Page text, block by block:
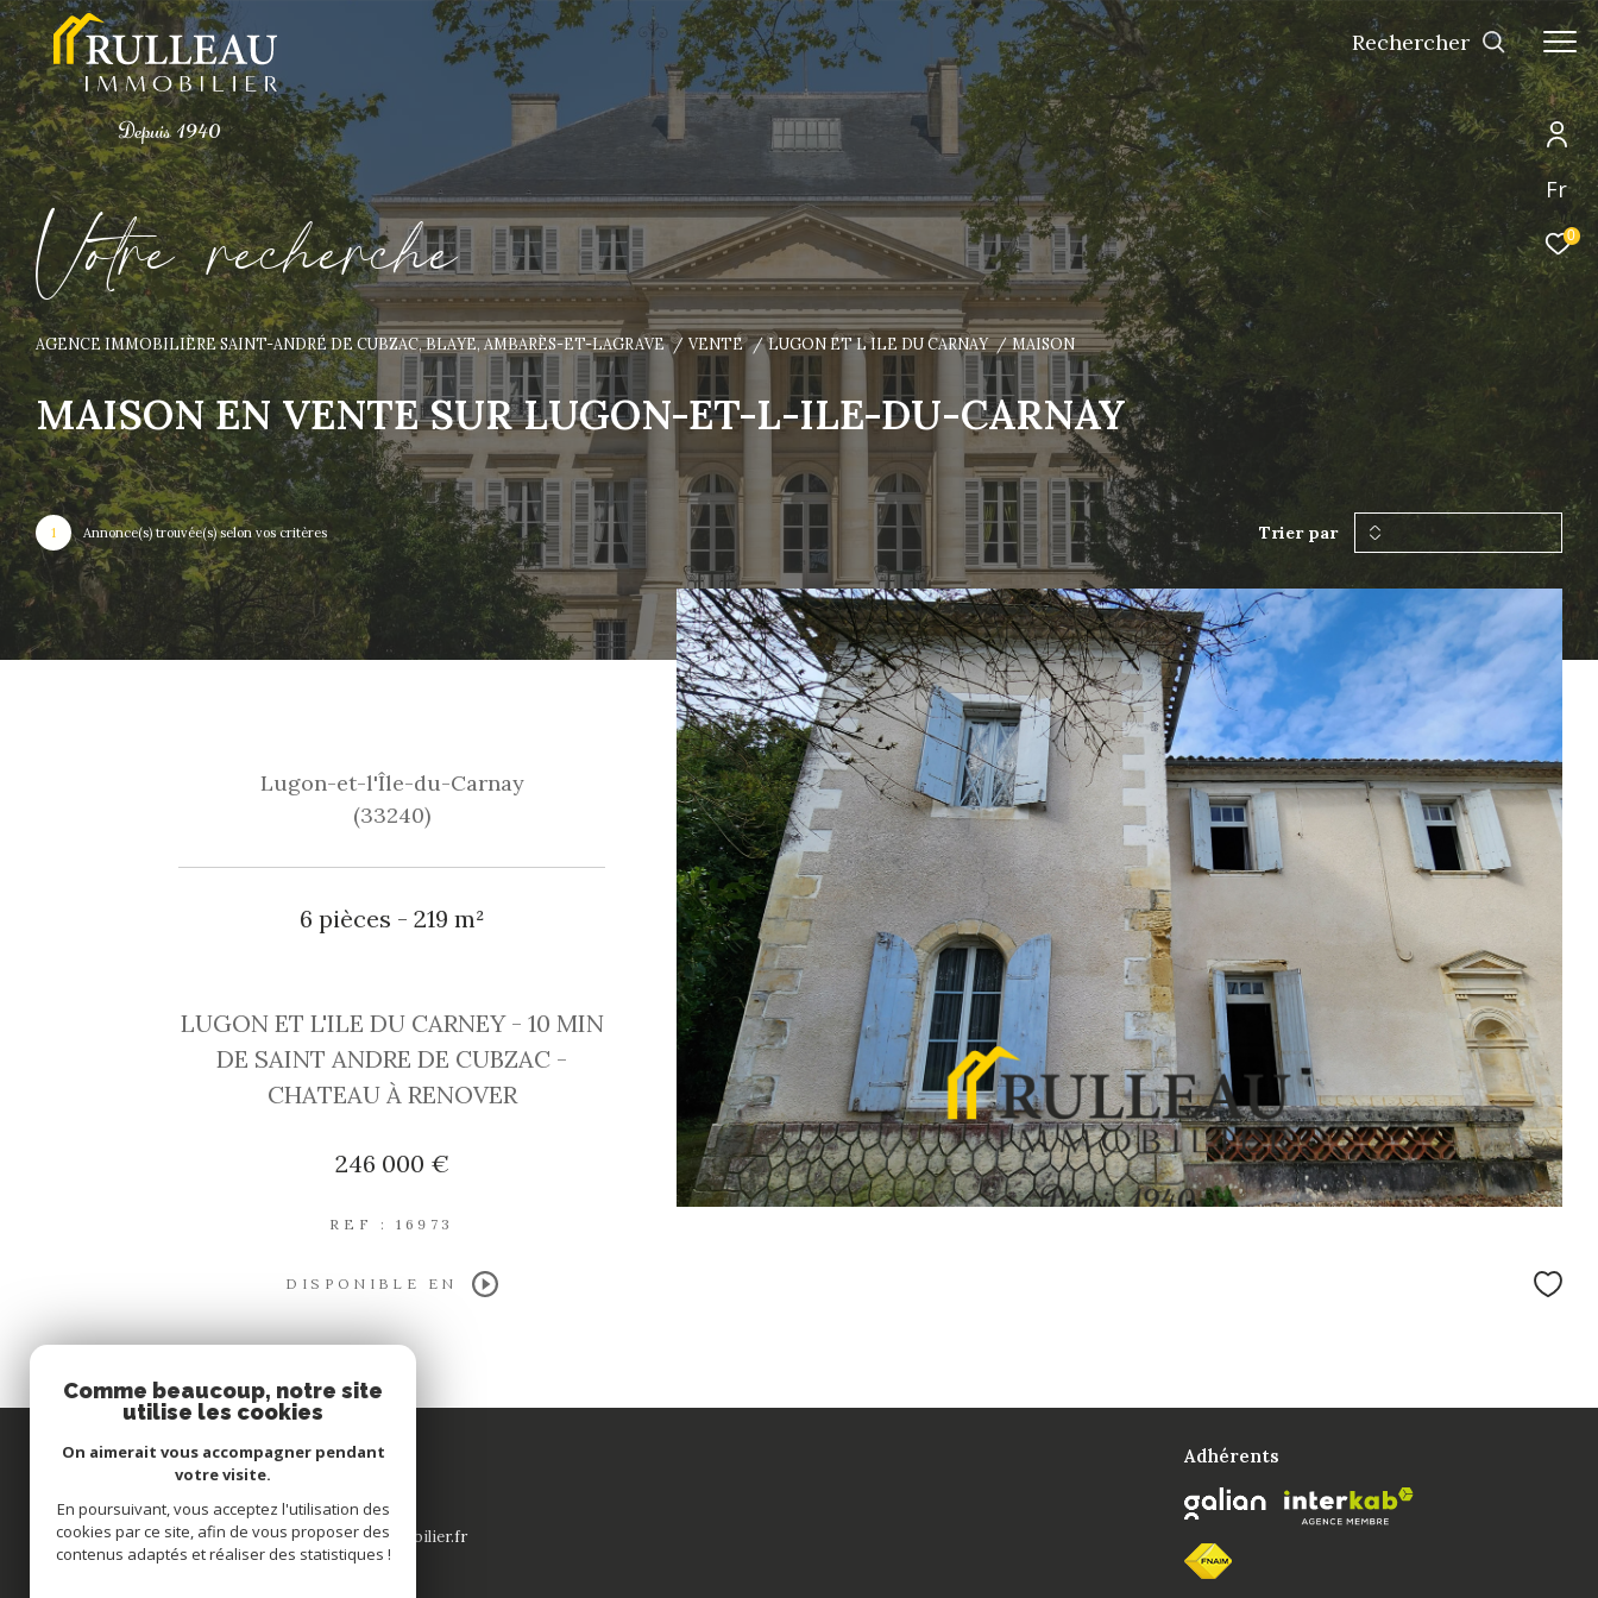
Fr
0
Rechercher
Votre recherche
AGENCE IMMOBILIÈRE SAINT-ANDRÉ DE CUBZAC, BLAYE, AMBARÈS-ET-LAGRAVE VENTE LUGON ET L ILE DU CARNAY MAISON
MAISON EN VENTE SUR LUGON-ET-L-ILE-DU-CARNAY
1 Annonce(s) trouvée(s) selon vos critères Trier par
Lugon-et-l'Île-du-Carnay
(33240)
6 pièces - 219 m²
LUGON ET L'ILE DU CARNEY - 10 MIN
DE SAINT ANDRE DE CUBZAC -
CHATEAU À RENOVER
246 000 €
REF : 16973
DISPONIBLE EN
Rulleau et Fils
05 57 43 00 48
contact-saintandre@rulleau-immobilier.fr
132 rue Nationale
Adhérents
Comme beaucoup, notre site
utilise les cookies
On aimerait vous accompagner pendant
votre visite.
En poursuivant, vous acceptez l'utilisation des
cookies par ce site, afin de vous proposer des
contenus adaptés et réaliser des statistiques !